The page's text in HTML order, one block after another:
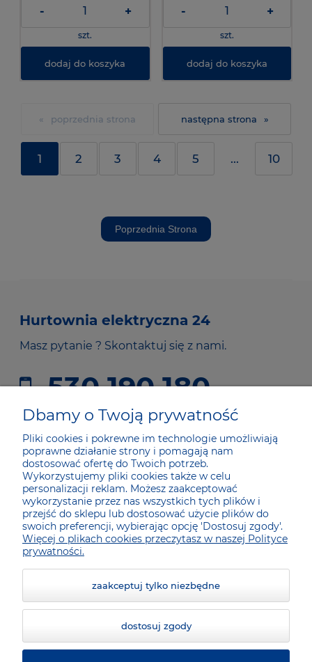
- +
szt.
dodaj do koszyka
- +
szt.
dodaj do koszyka
«
1 2 3 4 5 ... 10
»
Poprzednia Strona
Hurtownia elektryczna 24
Masz pytanie ? Skontaktuj się z nami.
530 190 180
sklep@he24.pl
JAK KUPOWAĆ
DLA KUPUJĄCYCH
SOCIAL MEDIA
Dbamy o Twoją prywatność
Pliki cookies i pokrewne im technologie umożliwiają
poprawne działanie strony i pomagają nam
dostosować ofertę do Twoich potrzeb.
Wykorzystujemy pliki cookies także w celu
personalizacji reklam. Możesz zaakceptować
wykorzystanie przez nas wszystkich tych plików i
przejść do sklepu lub dostosować użycie plików do
swoich preferencji, wybierając opcję 'Dostosuj zgody'.
Więcej o plikach cookies przeczytasz w naszej Polityce
prywatności.
zaakceptuj tylko niezbędne
dostosuj zgody